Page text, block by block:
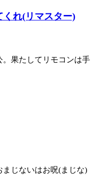
くれ(リマスター)
。果たしてリモコンは手
じないはお呪(まじな)